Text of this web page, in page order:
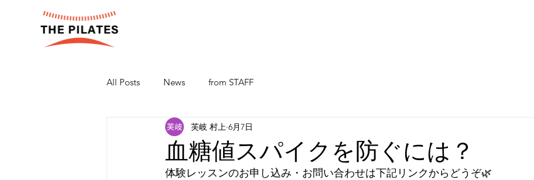
All Posts News from STAFF
血糖値スパイクを防ぐには？
芙岐 村上 6月7日
体験レッスンのお申し込み・お問い合わせは下記リンクからどうぞ🌿